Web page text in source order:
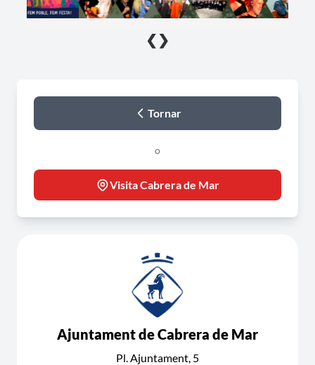
❮ ❯
Tornar
o
Visita Cabrera de Mar
Ajuntament de Cabrera de Mar
Pl. Ajuntament, 5